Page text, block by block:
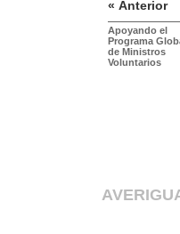
« Anterior
Apoyando el
Programa
de Ministros
Voluntarios